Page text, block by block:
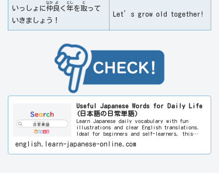
いっしょに仲
なか
良
よ
く 年
とし
を取
と
って
いきましょう！
Let’s grow old together!
Useful Japanese Words for Daily Life
(日本語の日常単語)
Learn Japanese daily vocabulary with fun
illustrations and clear English translations.
Ideal for beginners and self-learners, this
visual approach helps you improve language
skills quickly and enjoyably. Start learning
Japanese today!
english.learn-japanese-online.com